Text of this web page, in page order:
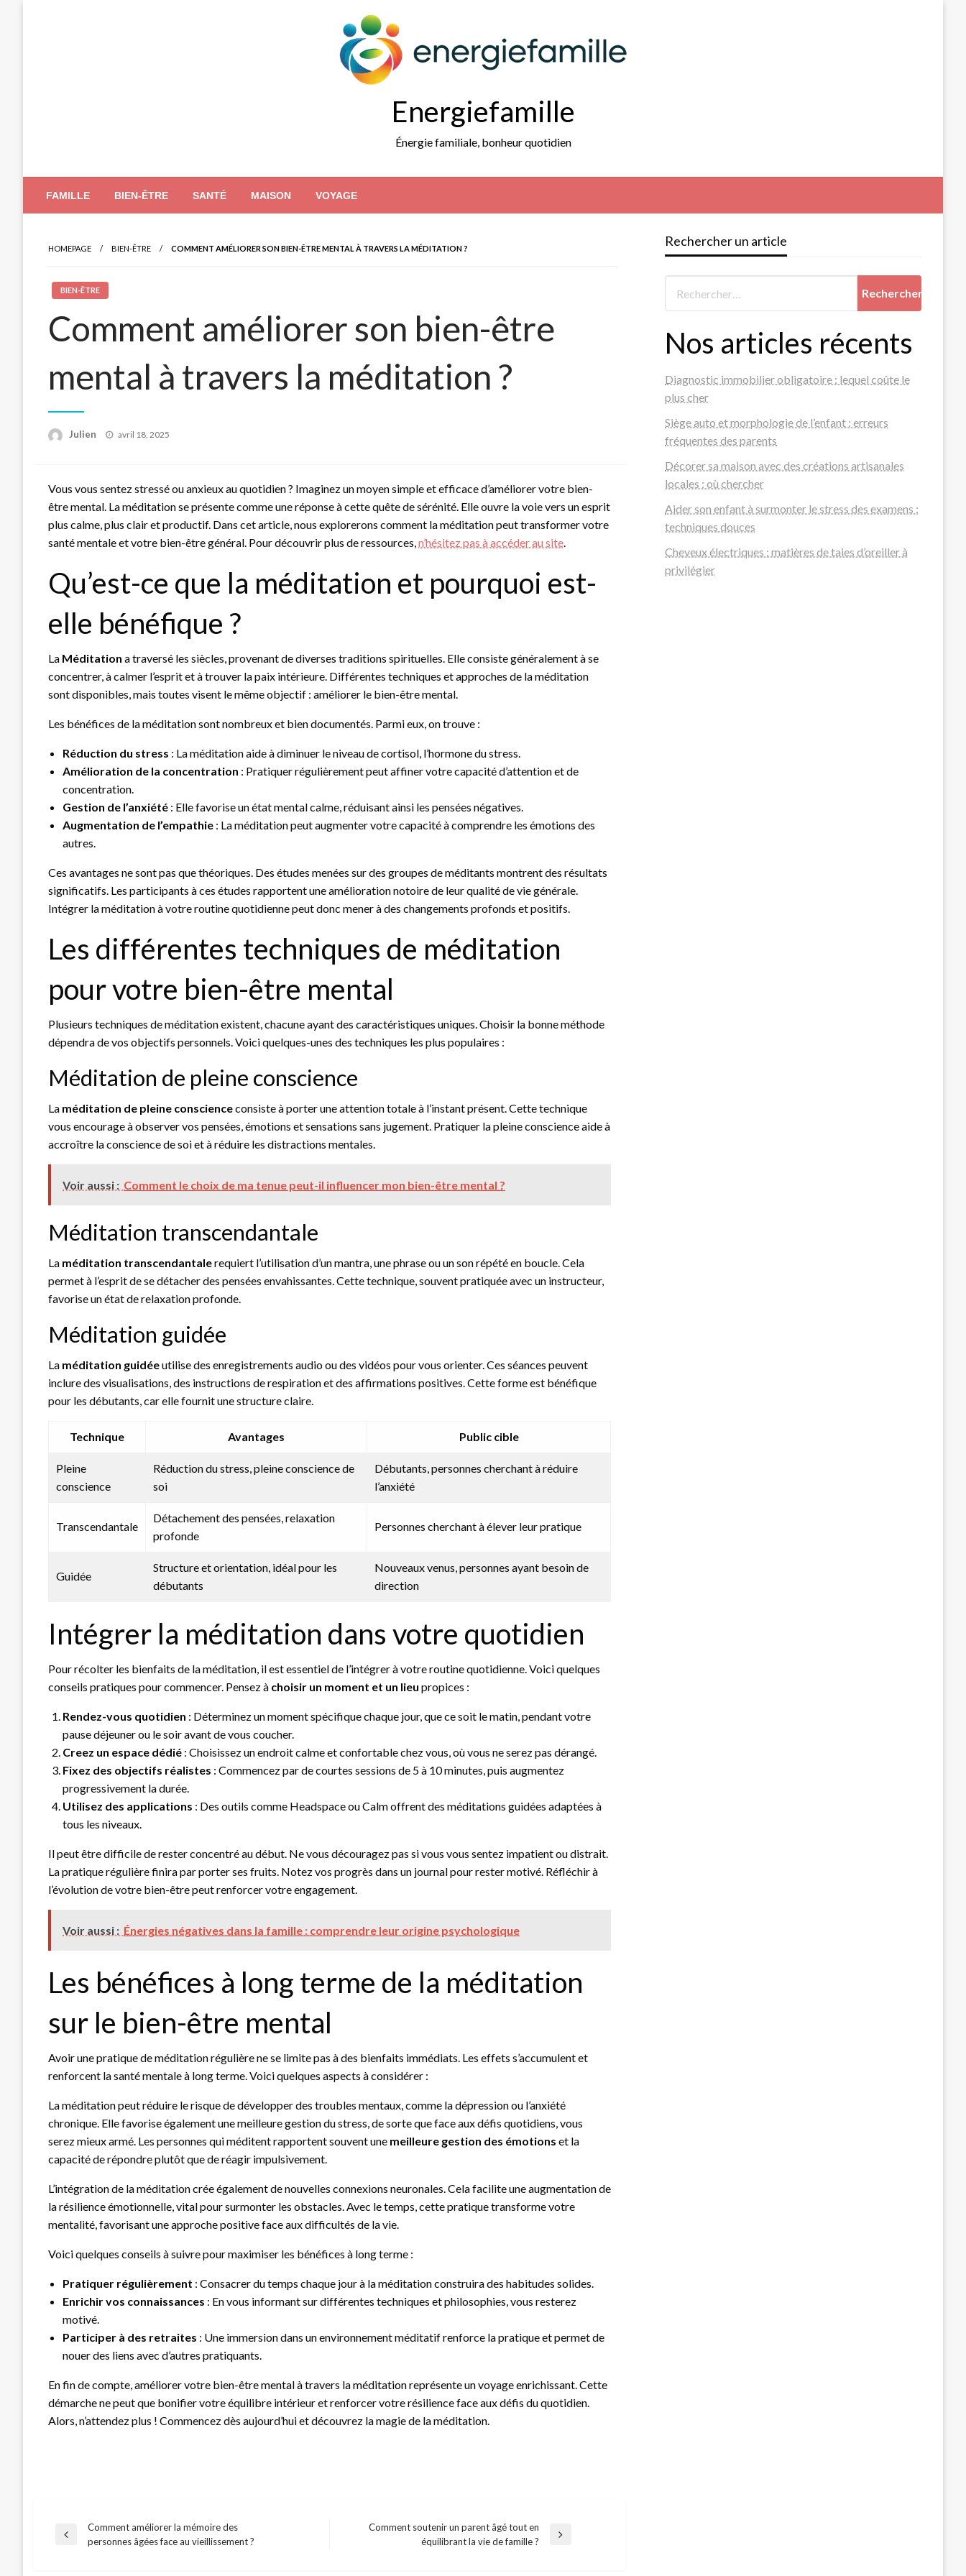
Energiefamille
Énergie familiale, bonheur quotidien
FAMILLE BIEN-ÊTRE SANTÉ MAISON VOYAGE
HOMEPAGE BIEN-ÊTRE COMMENT AMÉLIORER SON BIEN-ÊTRE MENTAL À TRAVERS LA MÉDITATION ?
BIEN-ÊTRE
Comment améliorer son bien-être
mental à travers la méditation ?
Julien
Posted
avril 18, 2025
Vous vous sentez stressé ou anxieux au quotidien ? Imaginez un moyen simple et efficace d’améliorer votre bien-
être mental. La méditation se présente comme une réponse à cette quête de sérénité. Elle ouvre la voie vers un esprit
plus calme, plus clair et productif. Dans cet article, nous explorerons comment la méditation peut transformer votre
santé mentale et votre bien-être général. Pour découvrir plus de ressources,n’hésitez pas à accéder au site.
Qu’est-ce que la méditation et pourquoi est-
elle bénéfique ?
La Méditation a traversé les siècles, provenant de diverses traditions spirituelles. Elle consiste généralement à se
concentrer, à calmer l’esprit et à trouver la paix intérieure. Différentes techniques et approches de la méditation
sont disponibles, mais toutes visent le même objectif : améliorer le bien-être mental.
Les bénéfices de la méditation sont nombreux et bien documentés. Parmi eux, on trouve :
Réduction du stress : La méditation aide à diminuer le niveau de cortisol, l’hormone du stress.
Amélioration de la concentration : Pratiquer régulièrement peut affiner votre capacité d’attention et de
concentration.
Gestion de l’anxiété : Elle favorise un état mental calme, réduisant ainsi les pensées négatives.
Augmentation de l’empathie : La méditation peut augmenter votre capacité à comprendre les émotions des
autres.
Ces avantages ne sont pas que théoriques. Des études menées sur des groupes de méditants montrent des résultats
significatifs. Les participants à ces études rapportent une amélioration notoire de leur qualité de vie générale.
Intégrer la méditation à votre routine quotidienne peut donc mener à des changements profonds et positifs.
Les différentes techniques de méditation
pour votre bien-être mental
Plusieurs techniques de méditation existent, chacune ayant des caractéristiques uniques. Choisir la bonne méthode
dépendra de vos objectifs personnels. Voici quelques-unes des techniques les plus populaires :
Méditation de pleine conscience
La méditation de pleine conscienceconsiste à porter une attention totale à l’instant présent. Cette technique
vous encourage à observer vos pensées, émotions et sensations sans jugement. Pratiquer la pleine conscience aide à
accroître la conscience de soi et à réduire les distractions mentales.
Voir aussi : Comment le choix de ma tenue peut-il influencer mon bien-être mental ?
Méditation transcendantale
La méditation transcendantalerequiert l’utilisation d’un mantra, une phrase ou un son répété en boucle. Cela
permet à l’esprit de se détacher des pensées envahissantes. Cette technique, souvent pratiquée avec un instructeur,
favorise un état de relaxation profonde.
Méditation guidée
La méditation guidéeutilise des enregistrements audio ou des vidéos pour vous orienter. Ces séances peuvent
inclure des visualisations, des instructions de respiration et des affirmations positives. Cette forme est bénéfique
pour les débutants, car elle fournit une structure claire.
Technique Avantages Public cible
Pleine
conscience
Réduction du stress, pleine conscience de
soi
Débutants, personnes cherchant à réduire
l’anxiété
Transcendantale
Détachement des pensées, relaxation
profonde
Personnes cherchant à élever leur pratique
Guidée
Structure et orientation, idéal pour les
débutants
Nouveaux venus, personnes ayant besoin de
direction
Intégrer la méditation dans votre quotidien
Pour récolter les bienfaits de la méditation, il est essentiel de l’intégrer à votre routine quotidienne. Voici quelques
conseils pratiques pour commencer. Pensez à choisir un moment et un lieu propices :
Rendez-vous quotidien : Déterminez un moment spécifique chaque jour, que ce soit le matin, pendant votre
pause déjeuner ou le soir avant de vous coucher.
Creez un espace dédié : Choisissez un endroit calme et confortable chez vous, où vous ne serez pas dérangé.
Fixez des objectifs réalistes : Commencez par de courtes sessions de 5 à 10 minutes, puis augmentez
progressivement la durée.
Utilisez des applications : Des outils comme Headspace ou Calm offrent des méditations guidées adaptées à
tous les niveaux.
Il peut être difficile de rester concentré au début. Ne vous découragez pas si vous vous sentez impatient ou distrait.
La pratique régulière finira par porter ses fruits. Notez vos progrès dans un journal pour rester motivé. Réfléchir à
l’évolution de votre bien-être peut renforcer votre engagement.
Voir aussi : Énergies négatives dans la famille : comprendre leur origine psychologique
Les bénéfices à long terme de la méditation
sur le bien-être mental
Avoir une pratique de méditation régulière ne se limite pas à des bienfaits immédiats. Les effets s’accumulent et
renforcent la santé mentale à long terme. Voici quelques aspects à considérer :
La méditation peut réduire le risque de développer des troubles mentaux, comme la dépression ou l’anxiété
chronique. Elle favorise également une meilleure gestion du stress, de sorte que face aux défis quotidiens, vous
serez mieux armé. Les personnes qui méditent rapportent souvent une meilleure gestion des émotions et la
capacité de répondre plutôt que de réagir impulsivement.
L’intégration de la méditation crée également de nouvelles connexions neuronales. Cela facilite une augmentation de
la résilience émotionnelle, vital pour surmonter les obstacles. Avec le temps, cette pratique transforme votre
mentalité, favorisant une approche positive face aux difficultés de la vie.
Voici quelques conseils à suivre pour maximiser les bénéfices à long terme :
Pratiquer régulièrement : Consacrer du temps chaque jour à la méditation construira des habitudes solides.
Enrichir vos connaissances : En vous informant sur différentes techniques et philosophies, vous resterez
motivé.
Participer à des retraites : Une immersion dans un environnement méditatif renforce la pratique et permet de
nouer des liens avec d’autres pratiquants.
En fin de compte, améliorer votre bien-être mental à travers la méditation représente un voyage enrichissant. Cette
démarche ne peut que bonifier votre équilibre intérieur et renforcer votre résilience face aux défis du quotidien.
Alors, n’attendez plus ! Commencez dès aujourd’hui et découvrez la magie de la méditation.
Navigation
Previous
Comment améliorer la mémoire des
personnes âgées face au vieillissement ?
Comment soutenir un parent âgé tout en
équilibrant la vie de famille ?
Rechercher un article
Nos articles récents
Diagnostic immobilier obligatoire : lequel coûte le
plus cher
Siège auto et morphologie de l’enfant : erreurs
fréquentes des parents
Décorer sa maison avec des créations artisanales
locales : où chercher
Aider son enfant à surmonter le stress des examens :
techniques douces
Cheveux électriques : matières de taies d’oreiller à
privilégier